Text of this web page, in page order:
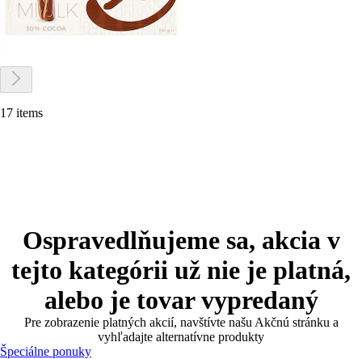
17 items
Ospravedlňujeme sa, akcia v
tejto kategórii už nie je platná,
alebo je tovar vypredaný
Pre zobrazenie platných akcií, navštívte našu Akčnú stránku a
vyhľadajte alternatívne produkty
Špeciálne ponuky